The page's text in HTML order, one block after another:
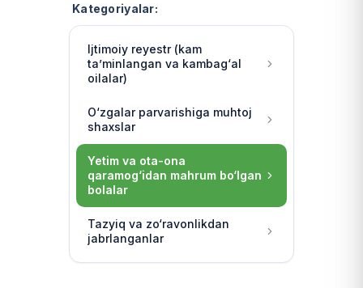
Kategoriyalar:
Ijtimoiy reyestr (kam
ta’minlangan va kambag‘al
oilalar)
O‘zgalar parvarishiga muhtoj
shaxslar
Yetim va ota-ona
qaramog‘idan mahrum bo‘lgan
bolalar
Tazyiq va zo‘ravonlikdan
jabrlanganlar